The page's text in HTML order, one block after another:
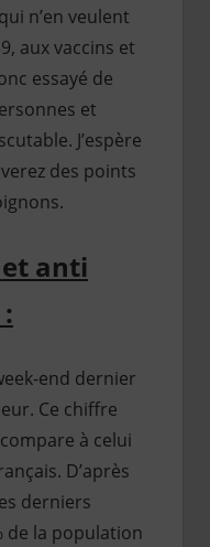
n’en veulent
aux vaccins et
essayé de
et
J’espère
des points
anti
end dernier
Ce chiffre
à celui
D’après
derniers
de la population